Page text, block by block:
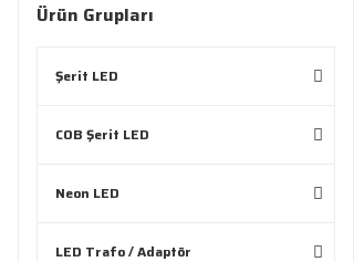
Ürün Grupları
Şerit LED
COB Şerit LED
Neon LED
LED Trafo / Adaptör